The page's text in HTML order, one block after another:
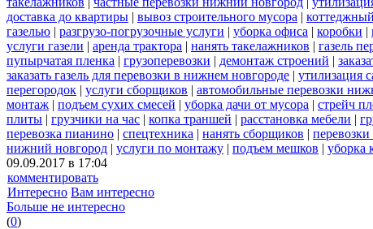
доставка до квартиры | вывоз строительного мусора |
газелью | разгрузо-погрузочные услуги | уборка офиса | коробки |
услуги газели | аренда трактора | нанять такелажников | газель
пупырчатая пленка | грузоперевозки | демонтаж строений |
заказать газель для перевозки в нижнем новгороде | утилизация
перегородок | услуги сборщиков | автомобильные перевозки
монтаж | подъем сухих смесей | уборка дачи от мусора | стрейч
плиты | грузчики на час | копка траншей | расстановка мебели |
перевозка пианино | спецтехника | нанять сборщиков |
нижний новгород | услуги по монтажу | подъем мешков | уборка
09.09.2017 в 17:04
комментировать
Интересно Вам интересно
Больше не интересно
(0)